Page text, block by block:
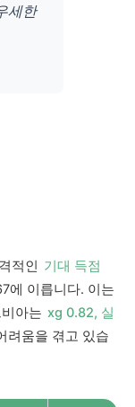
세한
적인 기대 득점
에 이릅니다. 이는
아는 xg 0.82, 실
려움을 겪고 있습